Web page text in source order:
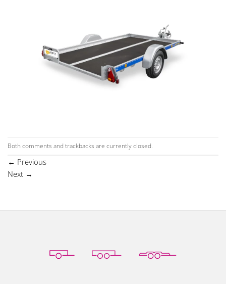
Both comments and trackbacks are currently closed.
← Previous
Next →